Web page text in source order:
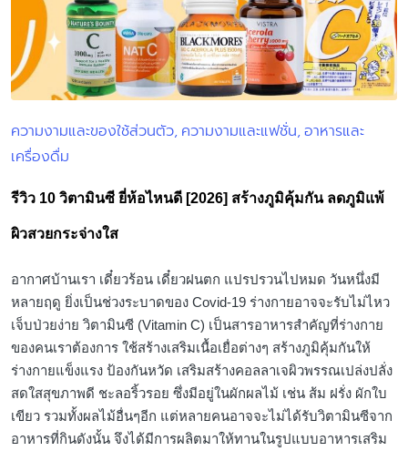
Posted
in
ความงามและของใช้ส่วนตัว ความงามและแฟชั่น อาหารและ
เครื่องดื่ม
รีวิว 10 วิตามินซี ยี่ห้อไหนดี [2026] สร้างภูมิคุ้มกัน ลดภูมิแพ้
ผิวสวยกระจ่างใส
อากาศบ้านเรา เดี๋ยวร้อน เดี๋ยวฝนตก แปรปรวนไปหมด วันหนึ่งมี
หลายฤดู ยิ่งเป็นช่วงระบาดของ Covid-19 ร่างกายอาจจะรับไม่ไหว
เจ็บป่วยง่าย วิตามินซี (Vitamin C) เป็นสารอาหารสำคัญที่ร่างกาย
ของคนเราต้องการ ใช้สร้างเสริมเนื้อเยื่อต่างๆ สร้างภูมิคุ้มกันให้
ร่างกายแข็งแรง ป้องกันหวัด เสริมสร้างคอลลาเจผิวพรรณเปล่งปลั่ง
สดใสสุขภาพดี ชะลอริ้วรอย ซึ่งมีอยู่ในผักผลไม้ เช่น ส้ม ฝรั่ง ผักใบ
เขียว รวมทั้งผลไม้อื่นๆอีก แต่หลายคนอาจจะไม่ได้รับวิตามินซีจาก
อาหารที่กินดังนั้น จึงได้มีการผลิตมาให้ทานในรูปแบบอาหารเสริม